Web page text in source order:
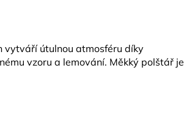
vytváří útulnou atmosféru díky
vzoru a lemování. Měkký polštář je